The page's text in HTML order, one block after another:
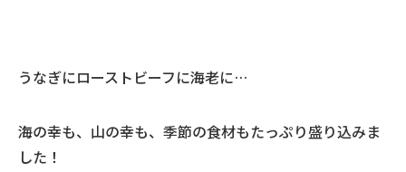
うなぎにローストビーフに海老に…
海の幸も、山の幸も、季節の食材もたっぷり盛り込みま
した！